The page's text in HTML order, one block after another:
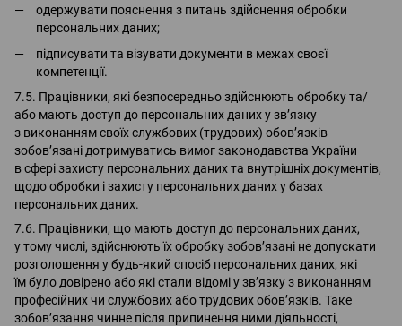
одержувати пояснення з питань здійснення обробки
персональних даних;
підписувати та візувати документи в межах своєї
компетенції.
7.5. Працівники, які безпосередньо здійснюють обробку та/
або мають доступ до персональних даних у зв’язку
з виконанням своїх службових (трудових) обов’язків
зобов’язані дотримуватись вимог законодавства України
в сфері захисту персональних даних та внутрішніх документів,
щодо обробки і захисту персональних даних у базах
персональних даних.
7.6. Працівники, що мають доступ до персональних даних,
у тому числі, здійснюють їх обробку зобов’язані не допускати
розголошення у будь-який спосіб персональних даних, які
їм було довірено або які стали відомі у зв’язку з виконанням
професійних чи службових або трудових обов’язків. Таке
зобов’язання чинне після припинення ними діяльності,